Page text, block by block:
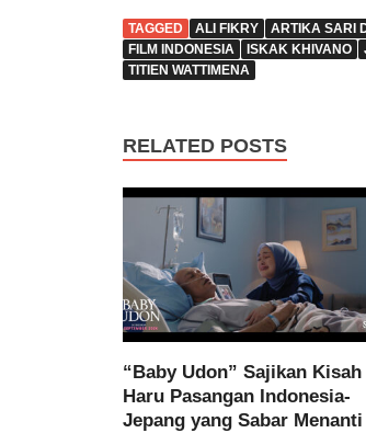
TAGGED ALI FIKRY ARTIKA SARI
FILM INDONESIA
ISKAK KHIVANO
TITIEN WATTIMENA
RELATED POSTS
“Baby Udon” Sajikan Kisah
Haru Pasangan Indonesia-
Jepang yang Sabar Menanti